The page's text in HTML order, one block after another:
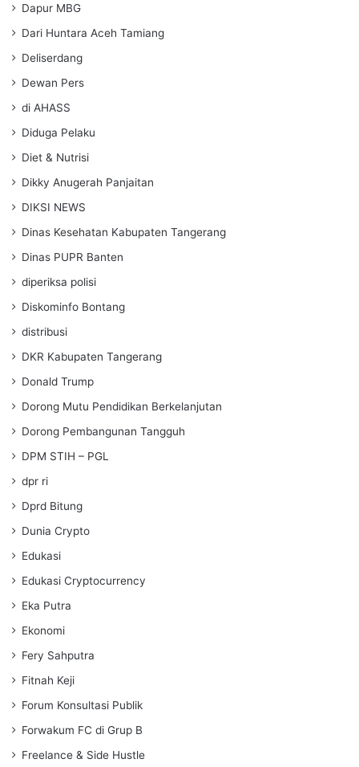
Dapur MBG
Dari Huntara Aceh Tamiang
Deliserdang
Dewan Pers
di AHASS
Diduga Pelaku
Diet & Nutrisi
Dikky Anugerah Panjaitan
DIKSI NEWS
Dinas Kesehatan Kabupaten Tangerang
Dinas PUPR Banten
diperiksa polisi
Diskominfo Bontang
distribusi
DKR Kabupaten Tangerang
Donald Trump
Dorong Mutu Pendidikan Berkelanjutan
Dorong Pembangunan Tangguh
DPM STIH – PGL
dpr ri
Dprd Bitung
Dunia Crypto
Edukasi
Edukasi Cryptocurrency
Eka Putra
Ekonomi
Fery Sahputra
Fitnah Keji
Forum Konsultasi Publik
Forwakum FC di Grup B
Freelance & Side Hustle